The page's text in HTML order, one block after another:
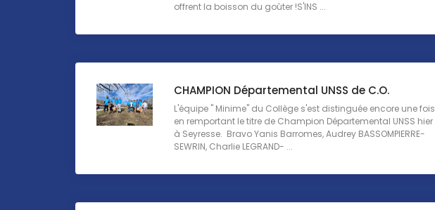
offrent la boisson du goûter !S'INS ...
CHAMPION Départemental UNSS de C.O.
L'équipe " Minime" du Collège s'est distinguée encore une fois
en remportant le titre de Champion Départemental UNSS hier
à Seyresse. Bravo Yanis Barromes, Audrey BASSOMPIERRE-
SEWRIN, Charlie LEGRAND- ...